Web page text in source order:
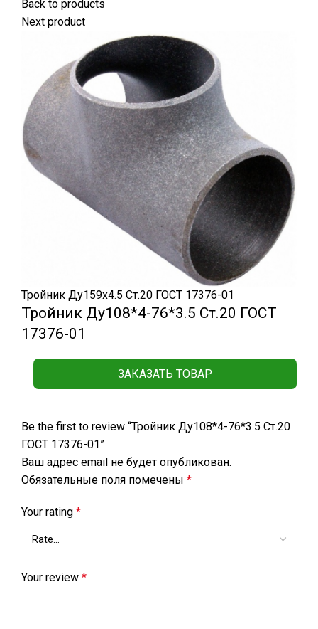
Back to products
Next product
Тройник Ду159х4.5 Ст.20 ГОСТ 17376-01
Тройник Ду108*4-76*3.5 Ст.20 ГОСТ
17376-01
ЗАКАЗАТЬ ТОВАР
Be the first to review “Тройник Ду108*4-76*3.5 Ст.20
ГОСТ 17376-01”
Ваш адрес email не будет опубликован.
Обязательные поля помечены *
Your rating *
Your review *